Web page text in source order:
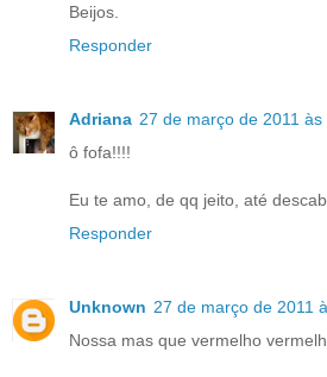
Beijos.
Responder
Adriana 27 de março de 2011 às
ô fofa!!!!
Eu te amo, de qq jeito, até
Responder
Unknown 27 de março de 2011
Nossa mas que vermelho